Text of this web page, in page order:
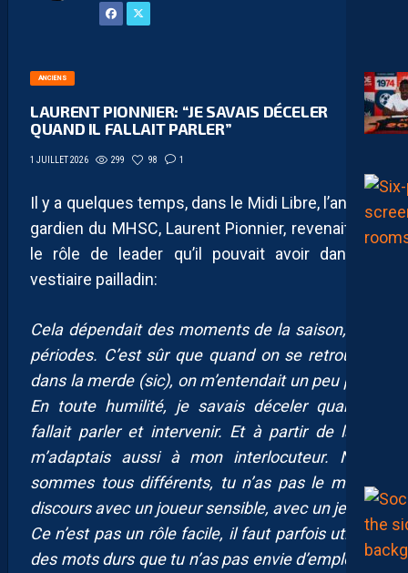
ANCIENS
LAURENT PIONNIER: “JE SAVAIS DÉCELER
QUAND IL FALLAIT PARLER”
1 JUILLET 2026 299 98 1
Il y a quelques temps, dans le Midi Libre, l’ancien
gardien du MHSC, Laurent Pionnier, revenait sur
le rôle de leader qu’il pouvait avoir dans le
vestiaire pailladin:
Cela dépendait des moments de la saison, des
périodes. C’est sûr que quand on se retrouvait
dans la merde (sic), on m’entendait un peu plus.
En toute humilité, je savais déceler quand il
fallait parler et intervenir. Et à partir de là, je
m’adaptais aussi à mon interlocuteur. Nous
sommes tous différents, tu n’as pas le même
discours avec un joueur sensible, avec un jeune.
Ce n’est pas un rôle facile, il faut parfois utiliser
des mots durs que tu n’as pas envie d’employer,